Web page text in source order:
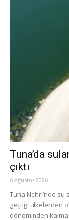
Tuna’da
çıktı
6 Ağustos 2026
Tuna Nehri’nde
geçtiği ülkelerden
döneminden kalma